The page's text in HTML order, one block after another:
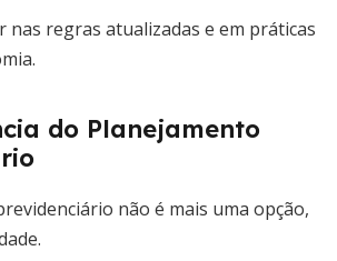
nas regras atualizadas e em práticas
do Planejamento
não é mais uma opção,